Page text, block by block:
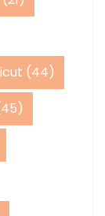
(44)